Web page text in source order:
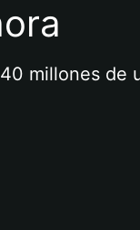
millones de